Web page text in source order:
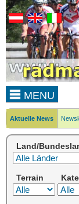
MENU
Aktuelle News
Land/
Terrain